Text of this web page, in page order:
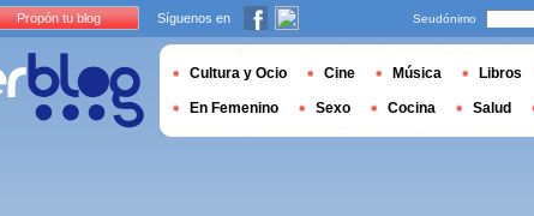
Propón tu blog Síguenos en Seudónimo
Cultura y Ocio Cine Música Libros
En Femenino Sexo Cocina Salud